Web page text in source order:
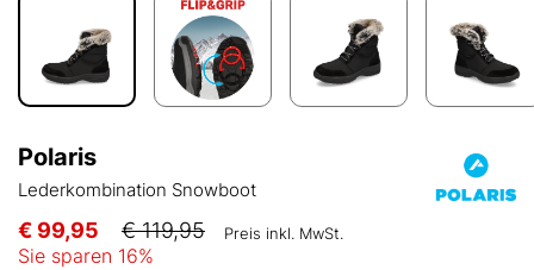
Polaris
Lederkombination Snowboot
€ 99,95 € 119,95 Preis inkl. MwSt.
Sie sparen 16%